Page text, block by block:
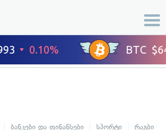
ბანკები და ფინანსები სპორტი რაგბი